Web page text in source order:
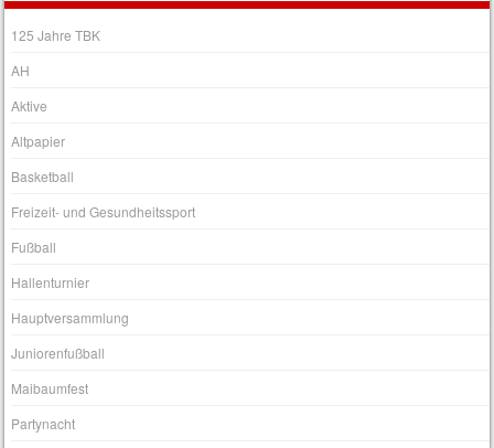
125 Jahre TBK
AH
Aktive
Altpapier
Basketball
Freizeit- und Gesundheitssport
Fußball
Hallenturnier
Hauptversammlung
Juniorenfußball
Maibaumfest
Partynacht